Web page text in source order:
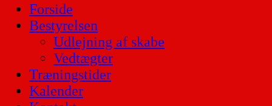
Forside
Bestyrelsen
Udlejning af skabe
Vedtægter
Træningstider
Kalender